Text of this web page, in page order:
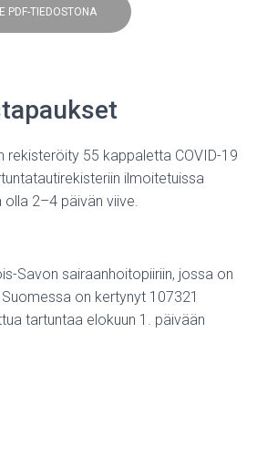
PDF-TIEDOSTONA
rekisteröity 55 kappaletta COVID-19
ilmoitetuissa
2–4 päivän viive.
Savon sairaanhoitopiiriin, jossa on
on kertynyt 107321
tartuntaa elokuun 1. päivään